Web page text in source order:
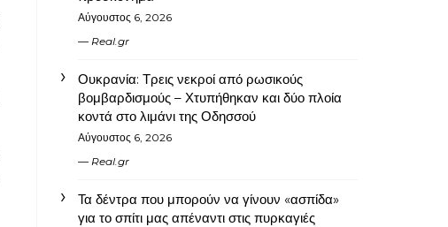
Αύγουστος 6, 2026
Real.gr
Ουκρανία: Τρεις νεκροί από ρωσικούς
βομβαρδισμούς – Χτυπήθηκαν και δύο πλοία
κοντά στο λιμάνι της Οδησσού
Αύγουστος 6, 2026
Real.gr
Τα δέντρα που μπορούν να γίνουν «ασπίδα»
για το σπίτι μας απέναντι στις πυρκαγιές